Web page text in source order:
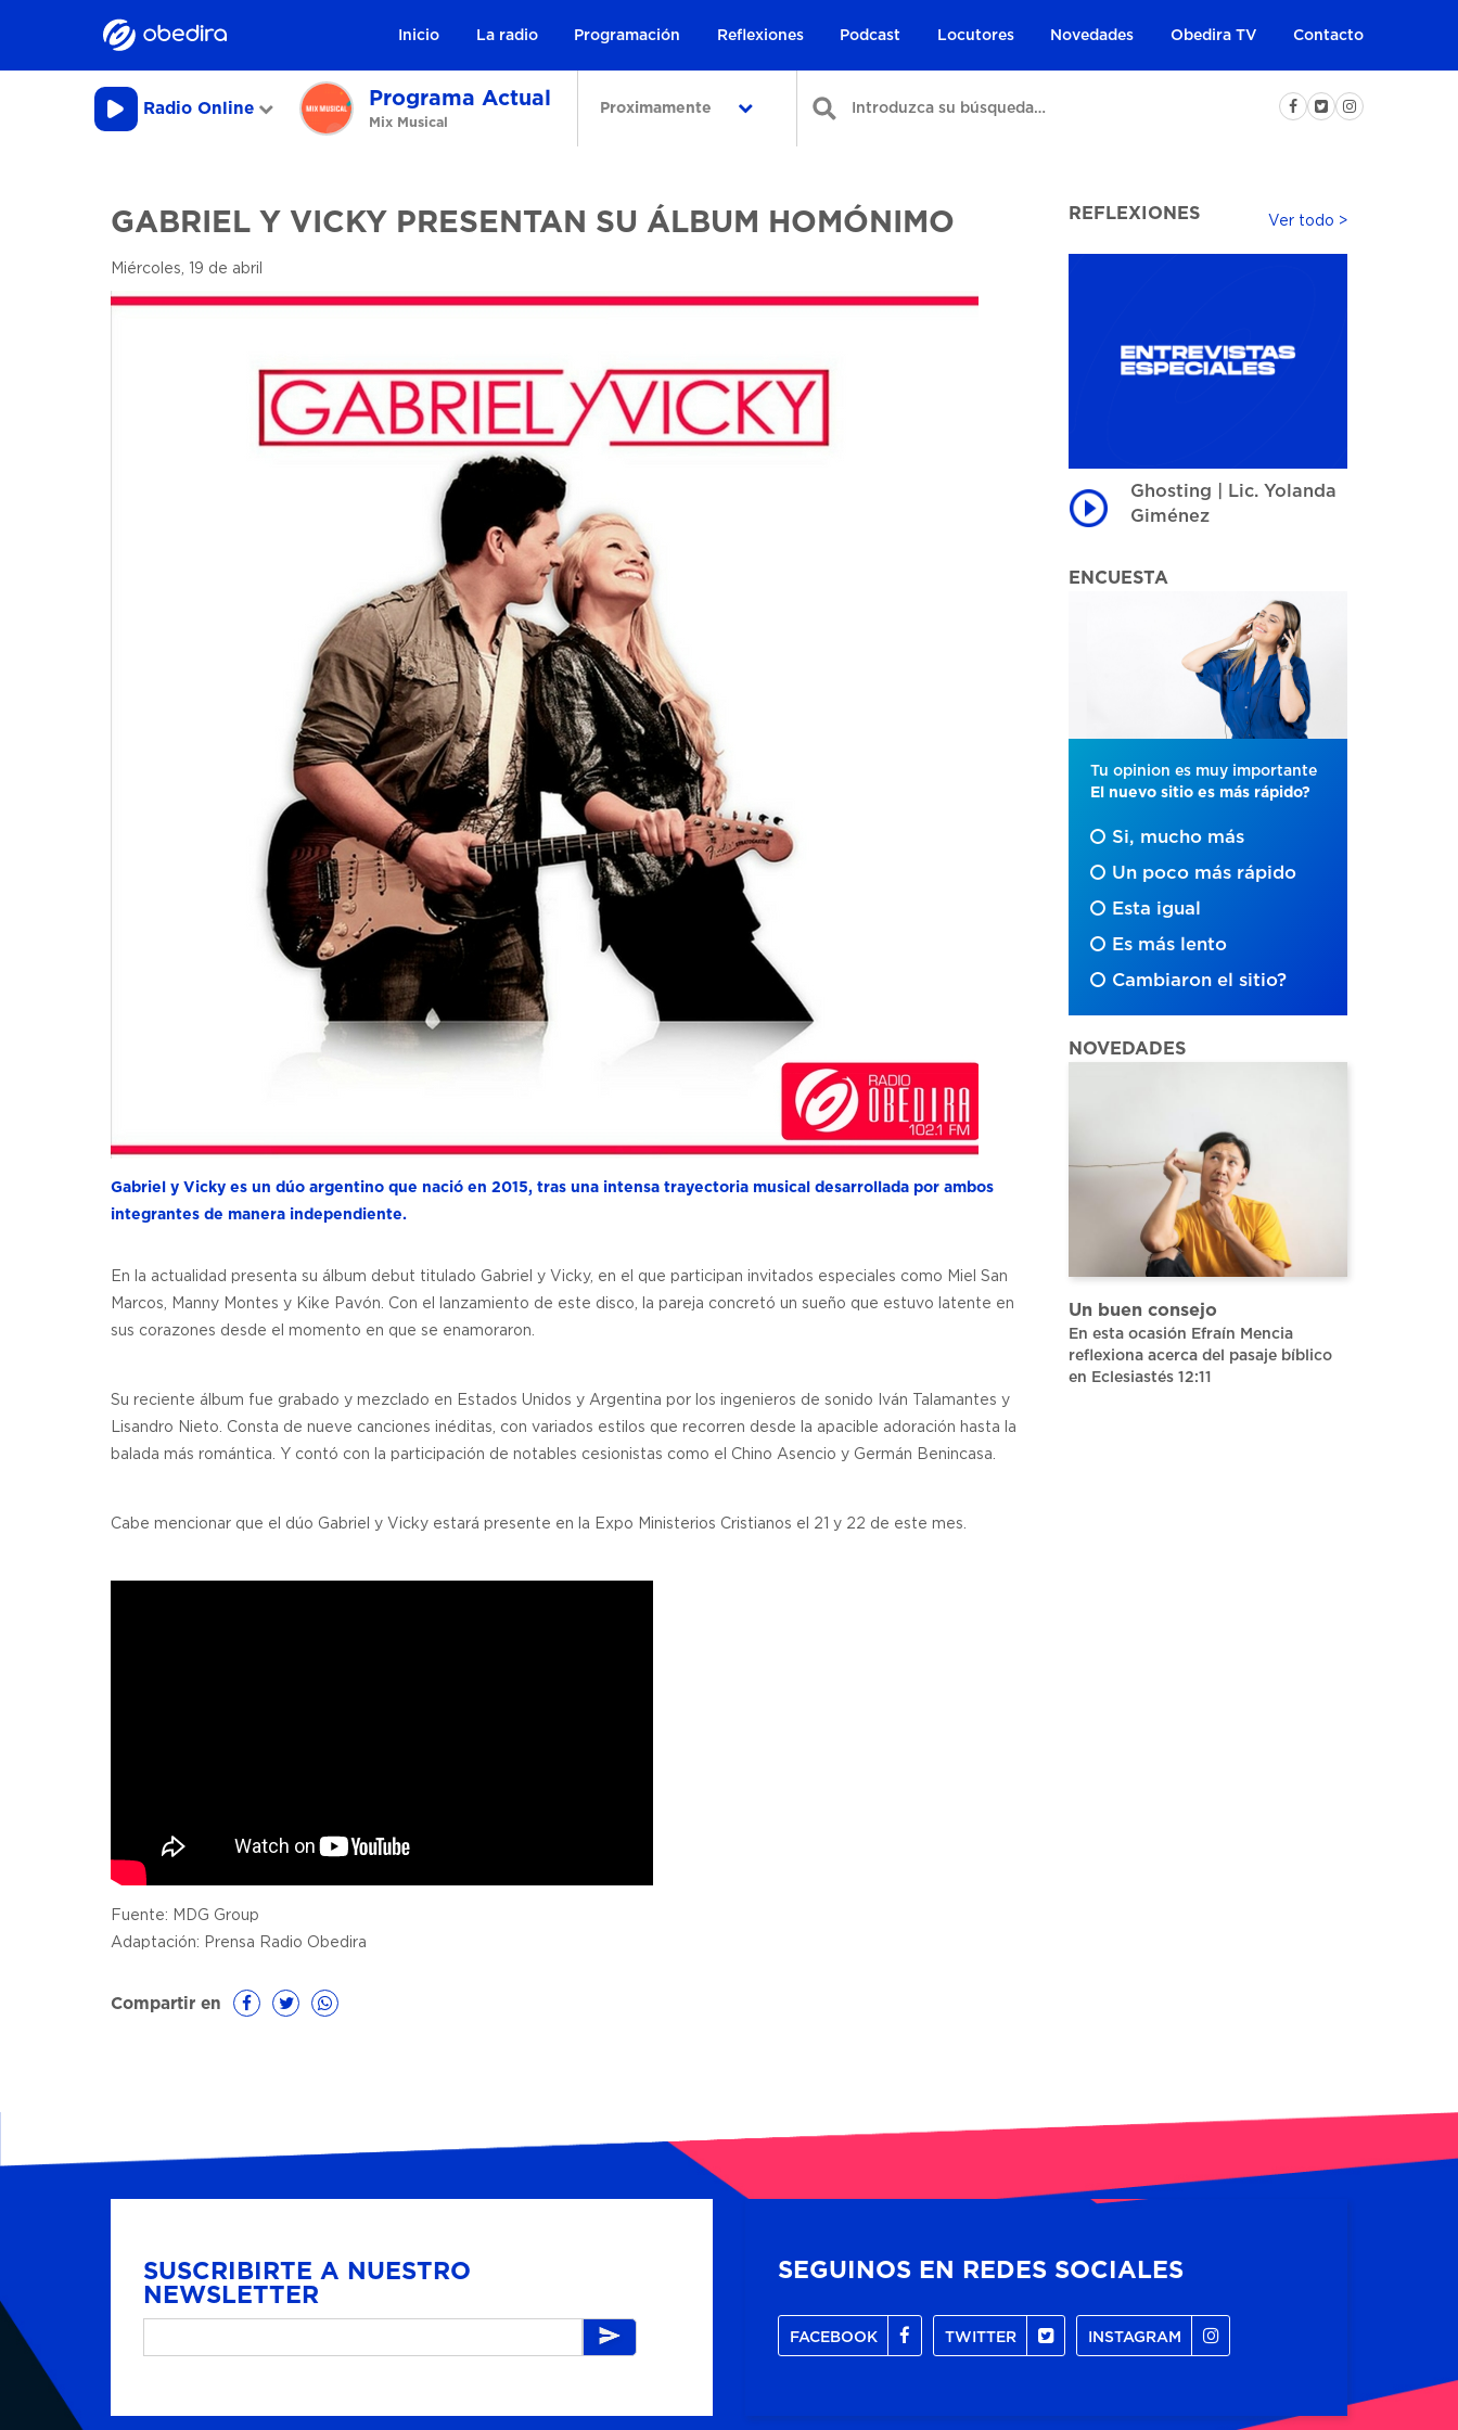
Inicio La radio Programación Reflexiones Podcast Locutores Novedades Obedira TV Contacto
Radio Online Programa Actual
Mix Musical
Proximamente
GABRIEL Y VICKY PRESENTAN SU ÁLBUM HOMÓNIMO
Miércoles, 19 de abril
Gabriel y Vicky es un dúo argentino que nació en 2015, tras una intensa trayectoria musical desarrollada por ambos
integrantes de manera independiente.
En la actualidad presenta su álbum debut titulado Gabriel y Vicky, en el que participan invitados especiales como Miel San
Marcos, Manny Montes y Kike Pavón. Con el lanzamiento de este disco, la pareja concretó un sueño que estuvo latente en
sus corazones desde el momento en que se enamoraron.
Su reciente álbum fue grabado y mezclado en Estados Unidos y Argentina por los ingenieros de sonido Iván Talamantes y
Lisandro Nieto. Consta de nueve canciones inéditas, con variados estilos que recorren desde la apacible adoración hasta la
balada más romántica. Y contó con la participación de notables cesionistas como el Chino Asencio y Germán Benincasa.
Cabe mencionar que el dúo Gabriel y Vicky estará presente en la Expo Ministerios Cristianos el 21 y 22 de este mes.
Fuente: MDG Group
Adaptación: Prensa Radio Obedira
Compartir en
REFLEXIONES Ver todo >
Ghosting | Lic. Yolanda
Giménez
ENCUESTA
Tu opinion es muy importante
El nuevo sitio es más rápido?
Si, mucho más
Un poco más rápido
Esta igual
Es más lento
Cambiaron el sitio?
NOVEDADES
Un buen consejo
En esta ocasión Efraín Mencia
reflexiona acerca del pasaje bíblico
en Eclesiastés 12:11
SUSCRIBIRTE A NUESTRO
NEWSLETTER
SEGUINOS EN REDES SOCIALES
FACEBOOK TWITTER INSTAGRAM